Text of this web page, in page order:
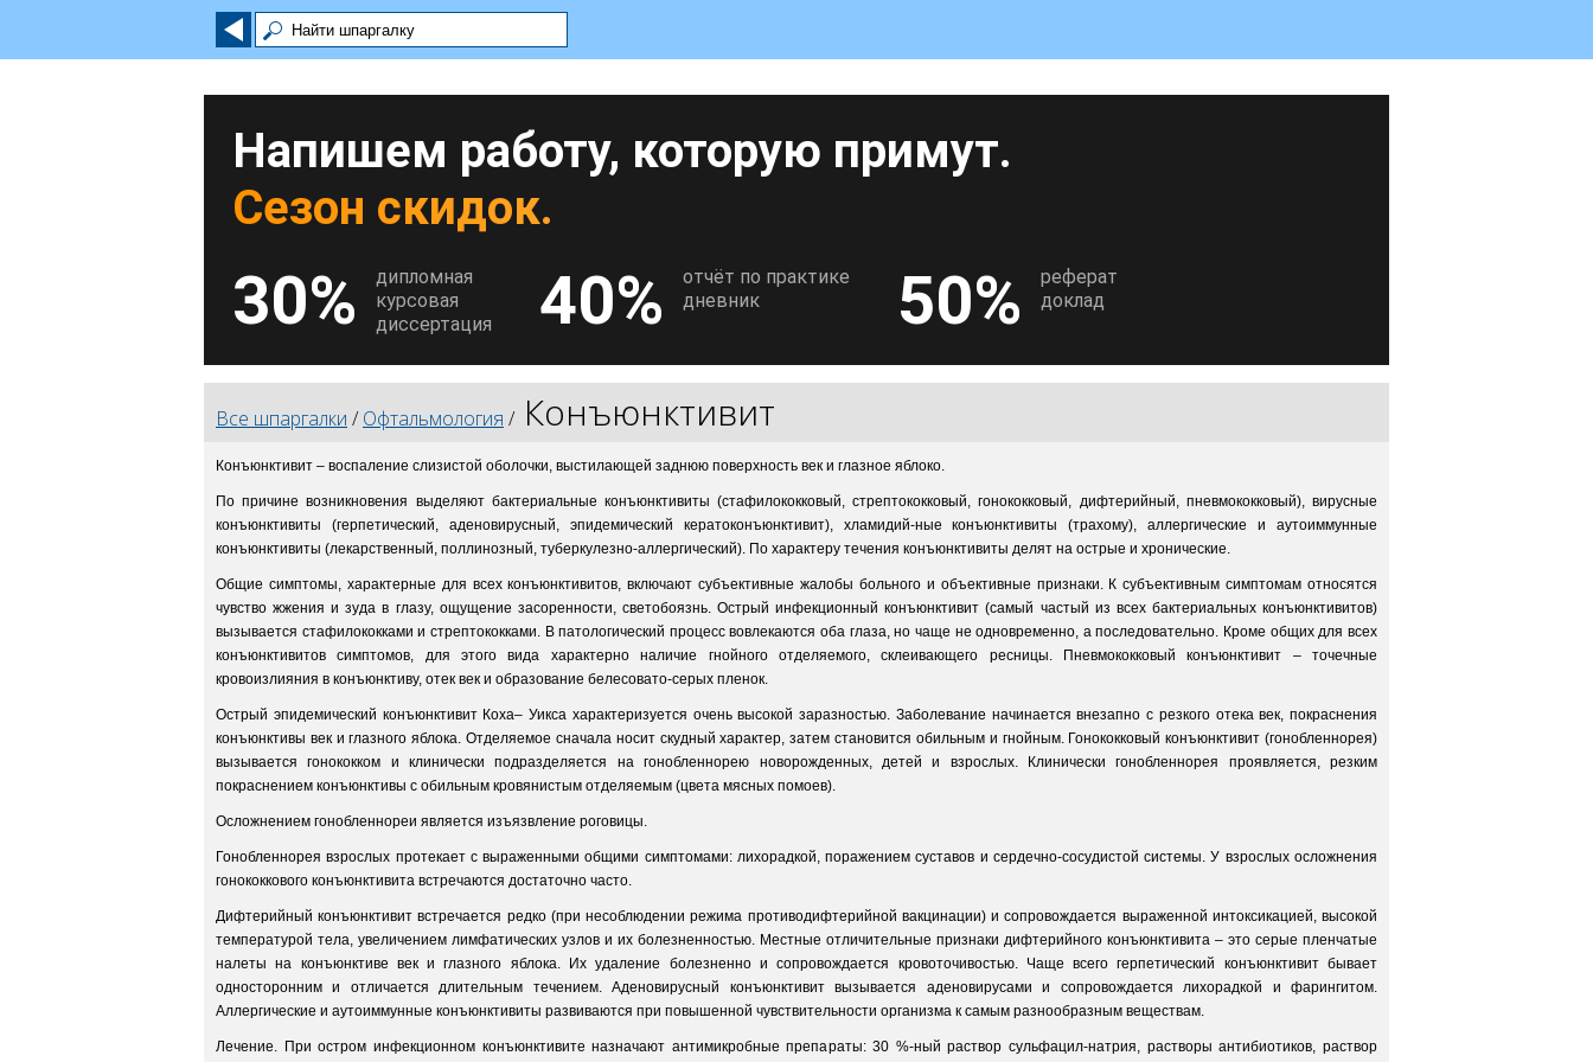
Напишем работу, которую примут.
Сезон скидок.
30%
дипломная
курсовая
диссертация
40%
отчёт по практике
дневник
50%
реферат
доклад
Все шпаргалки / Офтальмология / Конъюнктивит
Конъюнктивит – воспаление слизистой оболочки, выстилающей заднюю поверхность век и глазное яблоко.
По причине возникновения выделяют бактериальные конъюнктивиты (стафилококковый, стрептококковый, гонококковый, дифтерийный, пневмококковый), вирусные
конъюнктивиты (герпетический, аденовирусный, эпидемический кератоконъюнктивит), хламидий-ные конъюнктивиты (трахому), аллергические и аутоиммунные
конъюнктивиты (лекарственный, поллинозный, туберкулезно-аллергический). По характеру течения конъюнктивиты делят на острые и хронические.
Общие симптомы, характерные для всех конъюнктивитов, включают субъективные жалобы больного и объективные признаки. К субъективным симптомам относятся
чувство жжения и зуда в глазу, ощущение засоренности, светобоязнь. Острый инфекционный конъюнктивит (самый частый из всех бактериальных конъюнктивитов)
вызывается стафилококками и стрептококками. В патологический процесс вовлекаются оба глаза, но чаще не одновременно, а последовательно. Кроме общих для всех
конъюнктивитов симптомов, для этого вида характерно наличие гнойного отделяемого, склеивающего ресницы. Пневмококковый конъюнктивит – точечные
кровоизлияния в конъюнктиву, отек век и образование белесовато-серых пленок.
Острый эпидемический конъюнктивит Коха– Уикса характеризуется очень высокой заразностью. Заболевание начинается внезапно с резкого отека век, покраснения
конъюнктивы век и глазного яблока. Отделяемое сначала носит скудный характер, затем становится обильным и гнойным. Гонококковый конъюнктивит (гонобленнорея)
вызывается гонококком и клинически подразделяется на гонобленнорею новорожденных, детей и взрослых. Клинически гонобленнорея проявляется, резким
покраснением конъюнктивы с обильным кровянистым отделяемым (цвета мясных помоев).
Осложнением гонобленнореи является изъязвление роговицы.
Гонобленнорея взрослых протекает с выраженными общими симптомами: лихорадкой, поражением суставов и сердечно-сосудистой системы. У взрослых осложнения
гонококкового конъюнктивита встречаются достаточно часто.
Дифтерийный конъюнктивит встречается редко (при несоблюдении режима противодифтерийной вакцинации) и сопровождается выраженной интоксикацией, высокой
температурой тела, увеличением лимфатических узлов и их болезненностью. Местные отличительные признаки дифтерийного конъюнктивита – это серые пленчатые
налеты на конъюнктиве век и глазного яблока. Их удаление болезненно и сопровождается кровоточивостью. Чаще всего герпетический конъюнктивит бывает
односторонним и отличается длительным течением. Аденовирусный конъюнктивит вызывается аденовирусами и сопровождается лихорадкой и фарингитом.
Аллергические и аутоиммунные конъюнктивиты развиваются при повышенной чувствительности организма к самым разнообразным веществам.
Лечение. При остром инфекционном конъюнктивите назначают антимикробные препараты: 30 %-ный раствор сульфацил-натрия, растворы антибиотиков, раствор